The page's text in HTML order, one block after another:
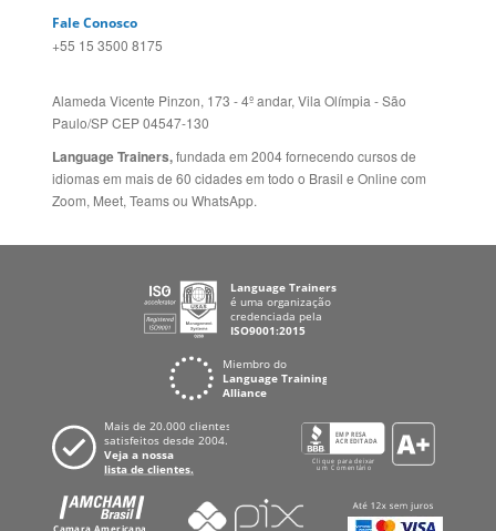
+55 15 3500 8175
Paulo/SP CEP 04547-130
Language Trainers,fundada em 2004 fornecendo cursos de
idiomas em mais de 60 cidades em todo o Brasil e Online com
Zoom, Meet, Teams ou WhatsApp.